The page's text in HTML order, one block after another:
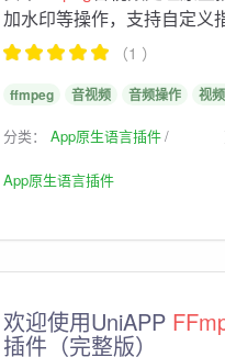
加水印等操作，支持自定义
（1 ）
ffmpeg 音视频 音频操作 视
分类： App原生语言插件
App原生语言插件
欢迎使用UniAPP
插件（完整版）